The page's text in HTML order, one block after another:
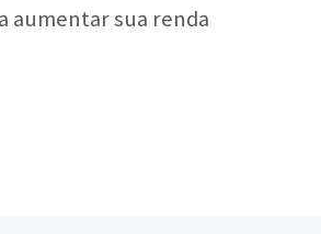
aumentar sua renda